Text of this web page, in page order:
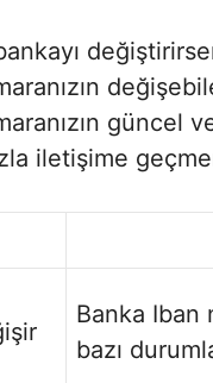
güncel
iletişime
Banka Iban
bazı